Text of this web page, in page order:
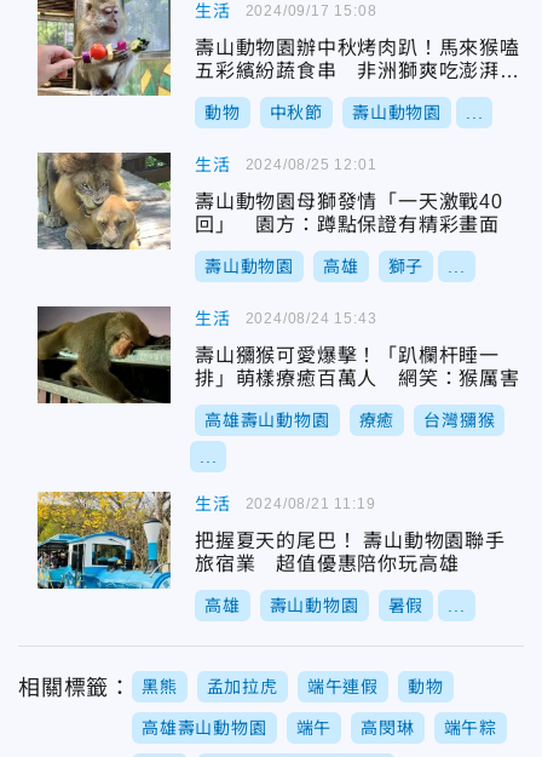
生活
壽山動物園辦中秋烤肉趴！馬來猴嗑
五彩繽紛蔬食串 非洲獅爽吃澎湃肉
肉餐
動物 中秋節 壽山動物園
2024/09/17 15:08
生活
壽山動物園母獅發情「一天激戰40
回」 園方：蹲點保證有精彩畫面
壽山動物園 高雄 獅子
2024/08/25 12:01
生活
壽山獼猴可愛爆擊！「趴欄杆睡一
排」萌樣療癒百萬人 網笑：猴厲害
高雄壽山動物園 療癒 台灣獼猴
2024/08/24 15:43
生活
把握夏天的尾巴！ 壽山動物園聯手
旅宿業 超值優惠陪你玩高雄
高雄 壽山動物園 暑假
2024/08/21 11:19
相關標籤： 黑熊 孟加拉虎 端午連假 動物
高雄壽山動物園 端午 高閔琳 端午粽